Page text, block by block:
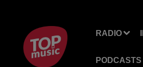
RADIO
PODCASTS